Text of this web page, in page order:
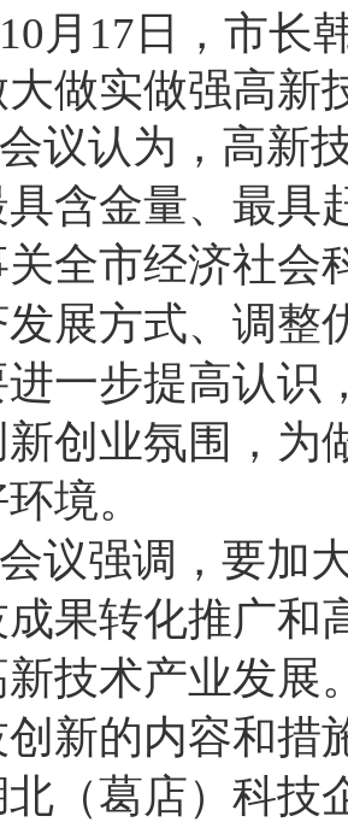
10 月 17 日
，市长
做实做强高新
会议认为，高新
含金量、最具
全市经济社会
展方式、调整
一步提高认识
创业氛围，为
境。
会议强调，要加
果转化推广和
新技术产业发展
新的内容和措
（葛店）科技